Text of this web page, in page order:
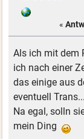
«
Als ich mit dem
ich nach einer
das einige aus
eventuell
Na egal, solln
mein Ding